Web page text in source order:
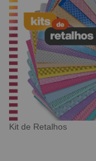
Acessórios Patchwork